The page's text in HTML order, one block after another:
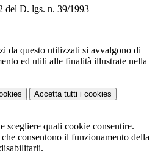
del D. lgs. n. 39/1993
da questo utilizzati si avvalgono di
ed utili alle finalità illustrate nella
Accetta tutti i cookies
scegliere quali cookie consentire.
consentono il funzionamento della